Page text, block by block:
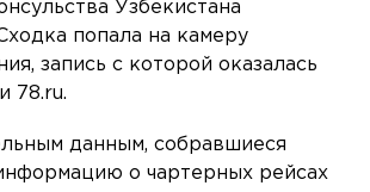
Узбекистана
попала на камеру
запись с которой оказалась
78.ru.
данным, собравшиеся
о чартерных рейсах